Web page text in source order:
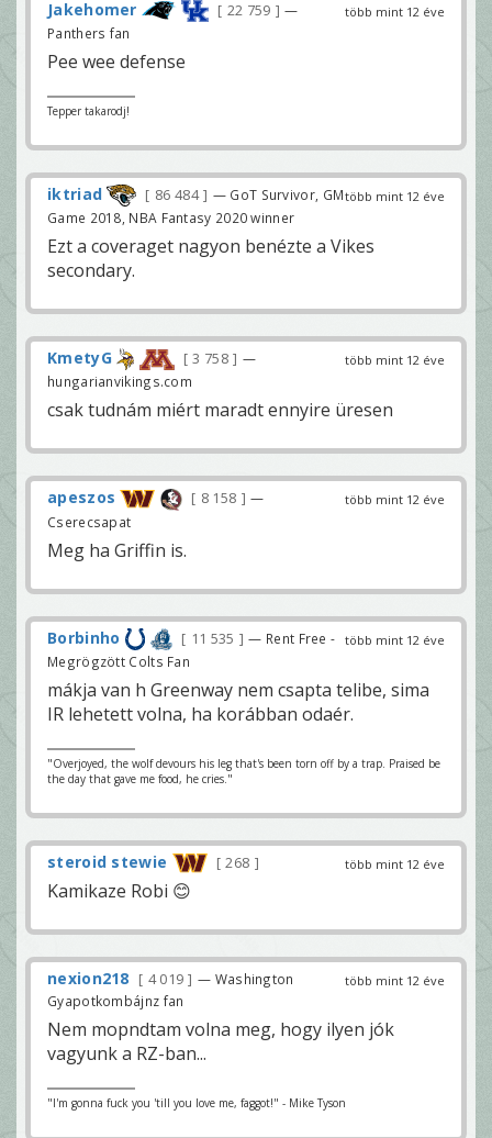
több mint 12 éve
Jakehomer 22 759
—
Panthers fan
Pee wee defense
Tepper takarodj!
több mint 12 éve
iktriad 86 484
— GoT Survivor, GM
Game 2018, NBA Fantasy 2020 winner
Ezt a coveraget nagyon benézte a Vikes
secondary.
több mint 12 éve
KmetyG 3 758
—
hungarianvikings.com
csak tudnám miért maradt ennyire üresen
több mint 12 éve
apeszos 8 158
—
Cserecsapat
Meg ha Griffin is.
több mint 12 éve
Borbinho 11 535
— Rent Free -
Megrögzött Colts Fan
mákja van h Greenway nem csapta telibe, sima
IR lehetett volna, ha korábban odaér.
"Overjoyed, the wolf devours his leg that's been torn off by a trap. Praised be
the day that gave me food, he cries."
több mint 12 éve
steroid stewie 268
Kamikaze Robi 😊
több mint 12 éve
nexion218 4 019
— Washington
Gyapotkombájnz fan
Nem mopndtam volna meg, hogy ilyen jók
vagyunk a RZ-ban...
"I'm gonna fuck you 'till you love me, faggot!" - Mike Tyson